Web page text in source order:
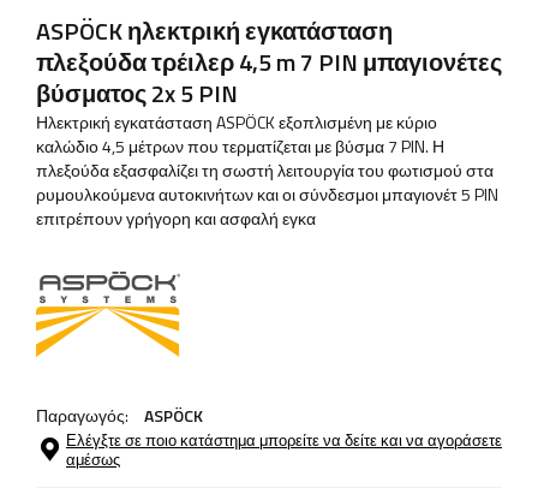
ASPÖCK ηλεκτρική εγκατάσταση
πλεξούδα τρέιλερ 4,5 m 7 PIN μπαγιονέτες
βύσματος 2x 5 PIN
Ηλεκτρική εγκατάσταση ASPÖCK εξοπλισμένη με κύριο
καλώδιο 4,5 μέτρων που τερματίζεται με βύσμα 7 PIN. Η
πλεξούδα εξασφαλίζει τη σωστή λειτουργία του φωτισμού στα
ρυμουλκούμενα αυτοκινήτων και οι σύνδεσμοι μπαγιονέτ 5 PIN
επιτρέπουν γρήγορη και ασφαλή εγκα
Παραγωγός: ASPÖCK
Ελέγξτε σε ποιο κατάστημα μπορείτε να δείτε και να αγοράσετε
αμέσως